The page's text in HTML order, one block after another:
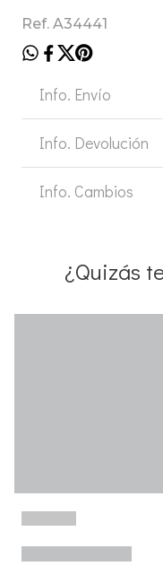
Ref. A34441
Info. Envío
Info. Devolución
Info. Cambios
¿Quizás